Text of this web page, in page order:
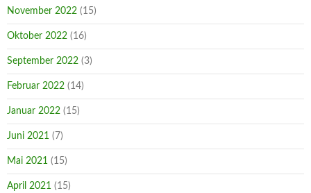
November 2022 (15)
Oktober 2022 (16)
September 2022 (3)
Februar 2022 (14)
Januar 2022 (15)
Juni 2021 (7)
Mai 2021 (15)
April 2021 (15)